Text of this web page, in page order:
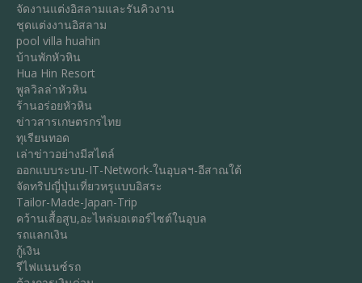
จัดงานแต่งอิสลามและรันคิวงาน
ชุดแต่งงานอิสลาม
pool villa huahin
บ้านพักหัวหิน
Hua Hin Resort
พูลวิลล่าหัวหิน
ร้านอร่อยหัวหิน
ข่าวสารเกษตรกรไทย
ทุเรียนทอด
เล่าข่าวอย่างมีสไตล์
ออกแบบระบบ-IT-Network-ในอุบลฯ-อีสาณใต้
จัดทริปญี่ปุ่นเที่ยวหรูแบบอิสระ
Tailor-Made-Japan-Trip
คว้านเสื้อสูบ,อะไหล่มอเตอร์ไซต์ในอุบล
รถแลกเงิน
กู้เงิน
รีไฟแนนซ์รถ